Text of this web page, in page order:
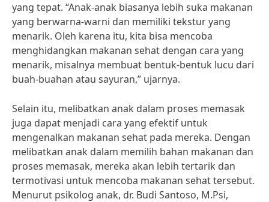
yang tepat. “Anak-anak biasanya lebih suka makanan
yang berwarna-warni dan memiliki tekstur yang
menarik. Oleh karena itu, kita bisa mencoba
menghidangkan makanan sehat dengan cara yang
menarik, misalnya membuat bentuk-bentuk lucu dari
buah-buahan atau sayuran,” ujarnya.
Selain itu, melibatkan anak dalam proses memasak
juga dapat menjadi cara yang efektif untuk
mengenalkan makanan sehat pada mereka. Dengan
melibatkan anak dalam memilih bahan makanan dan
proses memasak, mereka akan lebih tertarik dan
termotivasi untuk mencoba makanan sehat tersebut.
Menurut psikolog anak, dr. Budi Santoso, M.Psi,